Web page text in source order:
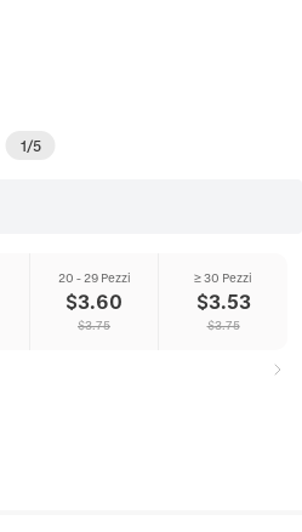
1/5
20 - 29 Pezzi
$3.60
$3.75
≥ 30 Pezzi
$3.53
$3.75